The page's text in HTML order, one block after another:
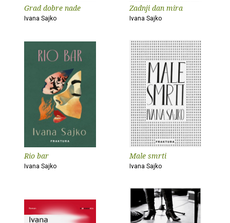
Grad dobre nade
Ivana Sajko
Zadnji dan mira
Ivana Sajko
Rio bar
Ivana Sajko
Male smrti
Ivana Sajko